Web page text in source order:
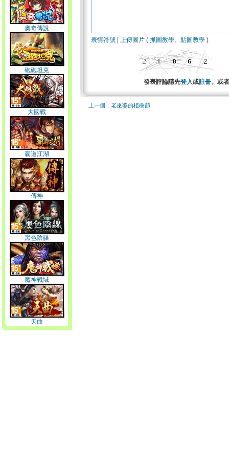
奧奇傳說
砲砲坦克
大國戰
霸道江湖
傳神
黑色陰謀
魔神戰域
天曲
表情符號 上傳圖片 ( 抓圖教學、 貼圖教學 )
發表評論請先登入或註冊。或
上一個：老巫婆的植樹節